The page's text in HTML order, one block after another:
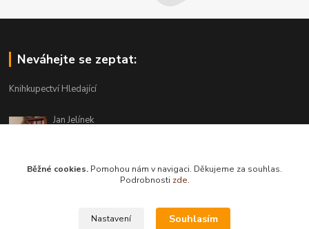
Neváhejte se zeptat:
Knihkupectví Hledající
Jan Jelínek
info@hledajici.cz
Běžné cookies. Pomohou nám v navigaci. Děkujeme za souhlas.
Podrobnosti zde.
Nastavení Souhlasím